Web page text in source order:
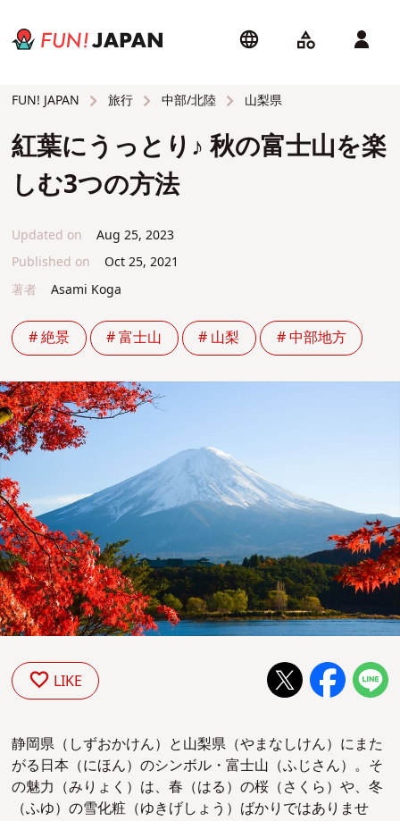
FUN! JAPAN 旅行 中部/北陸 山梨県
紅葉にうっとり♪ 秋の富士山を楽
しむ3つの方法
Updated on
Aug 25, 2023
Published on
Oct 25, 2021
著者
Asami Koga
# 絶景 # 富士山 # 山梨 # 中部地方
LIKE
静岡県（しずおかけん）と山梨県（やまなしけん）にまた
がる日本（にほん）のシンボル・富士山（ふじさん）。そ
の魅力（みりょく）は、春（はる）の桜（さくら）や、冬
（ふゆ）の雪化粧（ゆきげしょう）ばかりではありませ